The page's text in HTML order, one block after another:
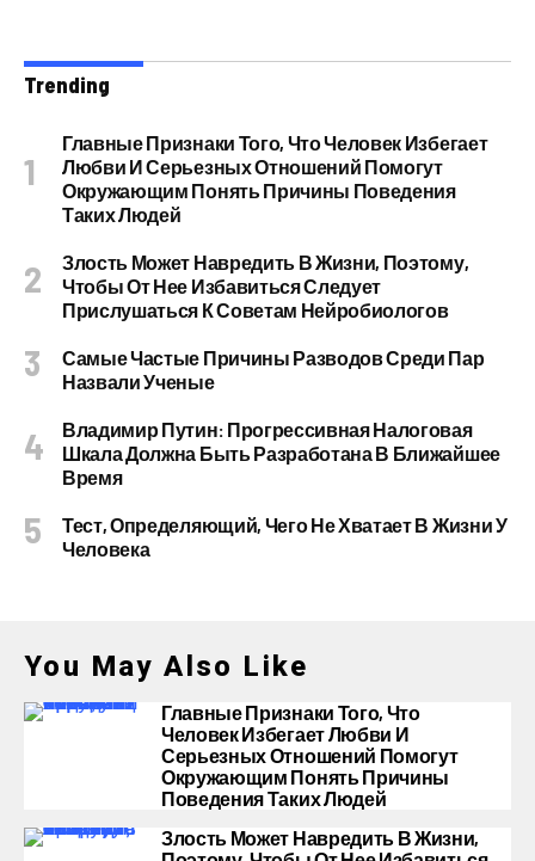
Trending
Главные Признаки Того, Что Человек Избегает
Любви И Серьезных Отношений Помогут
Окружающим Понять Причины Поведения
Таких Людей
Злость Может Навредить В Жизни, Поэтому,
Чтобы От Нее Избавиться Следует
Прислушаться К Советам Нейробиологов
Самые Частые Причины Разводов Среди Пар
Назвали Ученые
Владимир Путин: Прогрессивная Налоговая
Шкала Должна Быть Разработана В Ближайшее
Время
Тест, Определяющий, Чего Не Хватает В Жизни У
Человека
You May Also Like
Главные Признаки Того, Что
Человек Избегает Любви И
Серьезных Отношений Помогут
Окружающим Понять Причины
Поведения Таких Людей
Злость Может Навредить В Жизни,